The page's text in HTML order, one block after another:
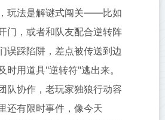
玩法是解谜式闯关——比如
门，或者和队友配合逆转阵
误踩陷阱，差点被传送到边
时用道具"逆转符"逃出来。
队协作，老玩家独狼行动容
还有限时事件，像今天